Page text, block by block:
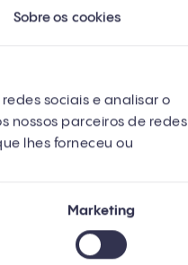
Sobre os cookies
sociais e analisar o
nossos parceiros de redes
lhes forneceu ou
Marketing